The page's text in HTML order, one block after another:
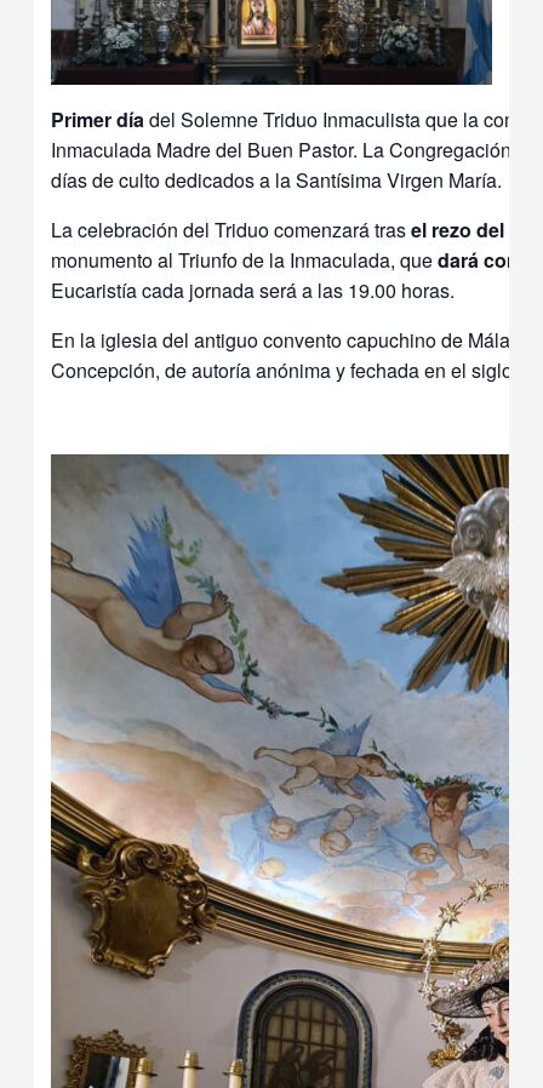
Primer díadel Solemne Triduo Inmaculista que la
Inmaculada Madre del Buen Pastor. La Congregación
días de culto dedicados a la Santísima Virgen María.
La celebración del Triduo comenzará trasel rezo del
monumento al Triunfo de la Inmaculada, quedará
Eucaristía cada jornada será a las 19.00 horas.
En la iglesia del antiguo convento capuchino de
Concepción, de autoría anónima y fechada en el siglo